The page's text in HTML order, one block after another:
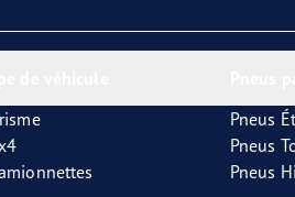
Pneus
Pneus
Pneus